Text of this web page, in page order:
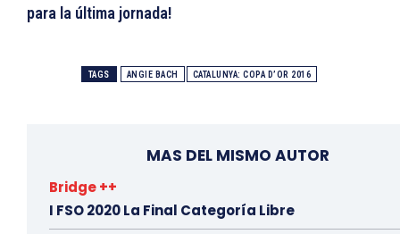
para la última jornada!
TAGS ANGIE BACH CATALUNYA: COPA D’OR 2016
MAS DEL MISMO AUTOR
Bridge ++
I FSO 2020 La Final Categoría Libre